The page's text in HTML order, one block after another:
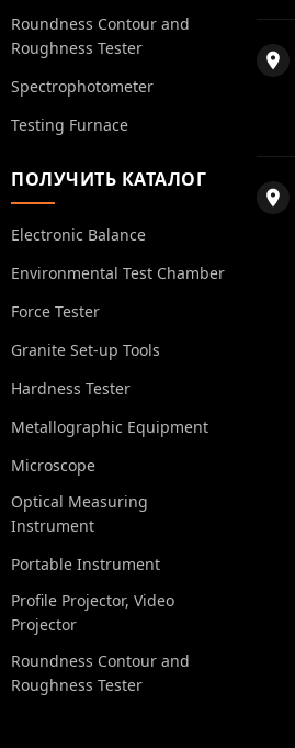
Roundness Contour and
Roughness Tester
Spectrophotometer
Testing Furnace
ПОЛУЧИТЬ КАТАЛОГ
Electronic Balance
Environmental Test Chamber
Force Tester
Granite Set-up Tools
Hardness Tester
Metallographic Equipment
Microscope
Optical Measuring
Instrument
Portable Instrument
Profile Projector, Video
Projector
Roundness Contour and
Roughness Tester